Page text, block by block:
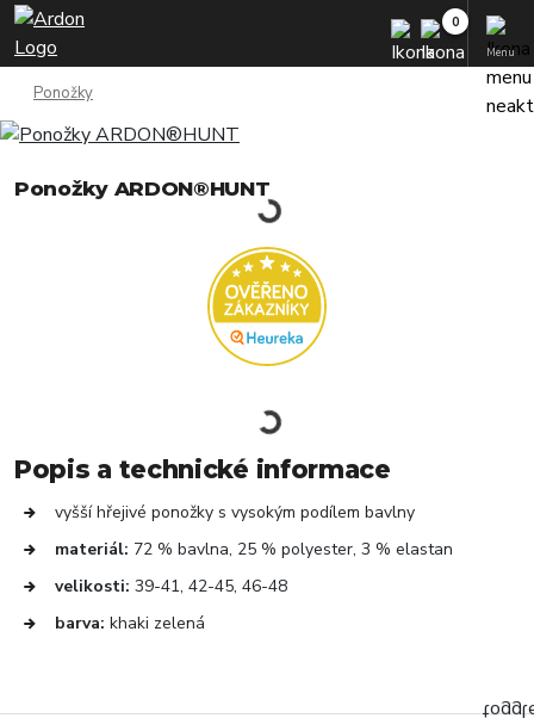
Menu
Ponožky
Ponožky ARDON®HUNT
Popis a technické informace
vyšší hřejivé ponožky s vysokým podílem bavlny
materiál: 72 % bavlna, 25 % polyester, 3 % elastan
velikosti: 39-41, 42-45, 46-48
barva: khaki zelená